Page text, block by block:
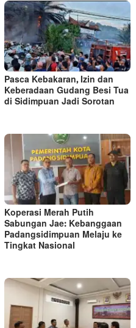
Pasca Kebakaran, Izin dan
Keberadaan Gudang Besi Tua
di Sidimpuan Jadi Sorotan
Koperasi Merah Putih
Sabungan Jae: Kebanggaan
Padangsidimpuan Melaju ke
Tingkat Nasional